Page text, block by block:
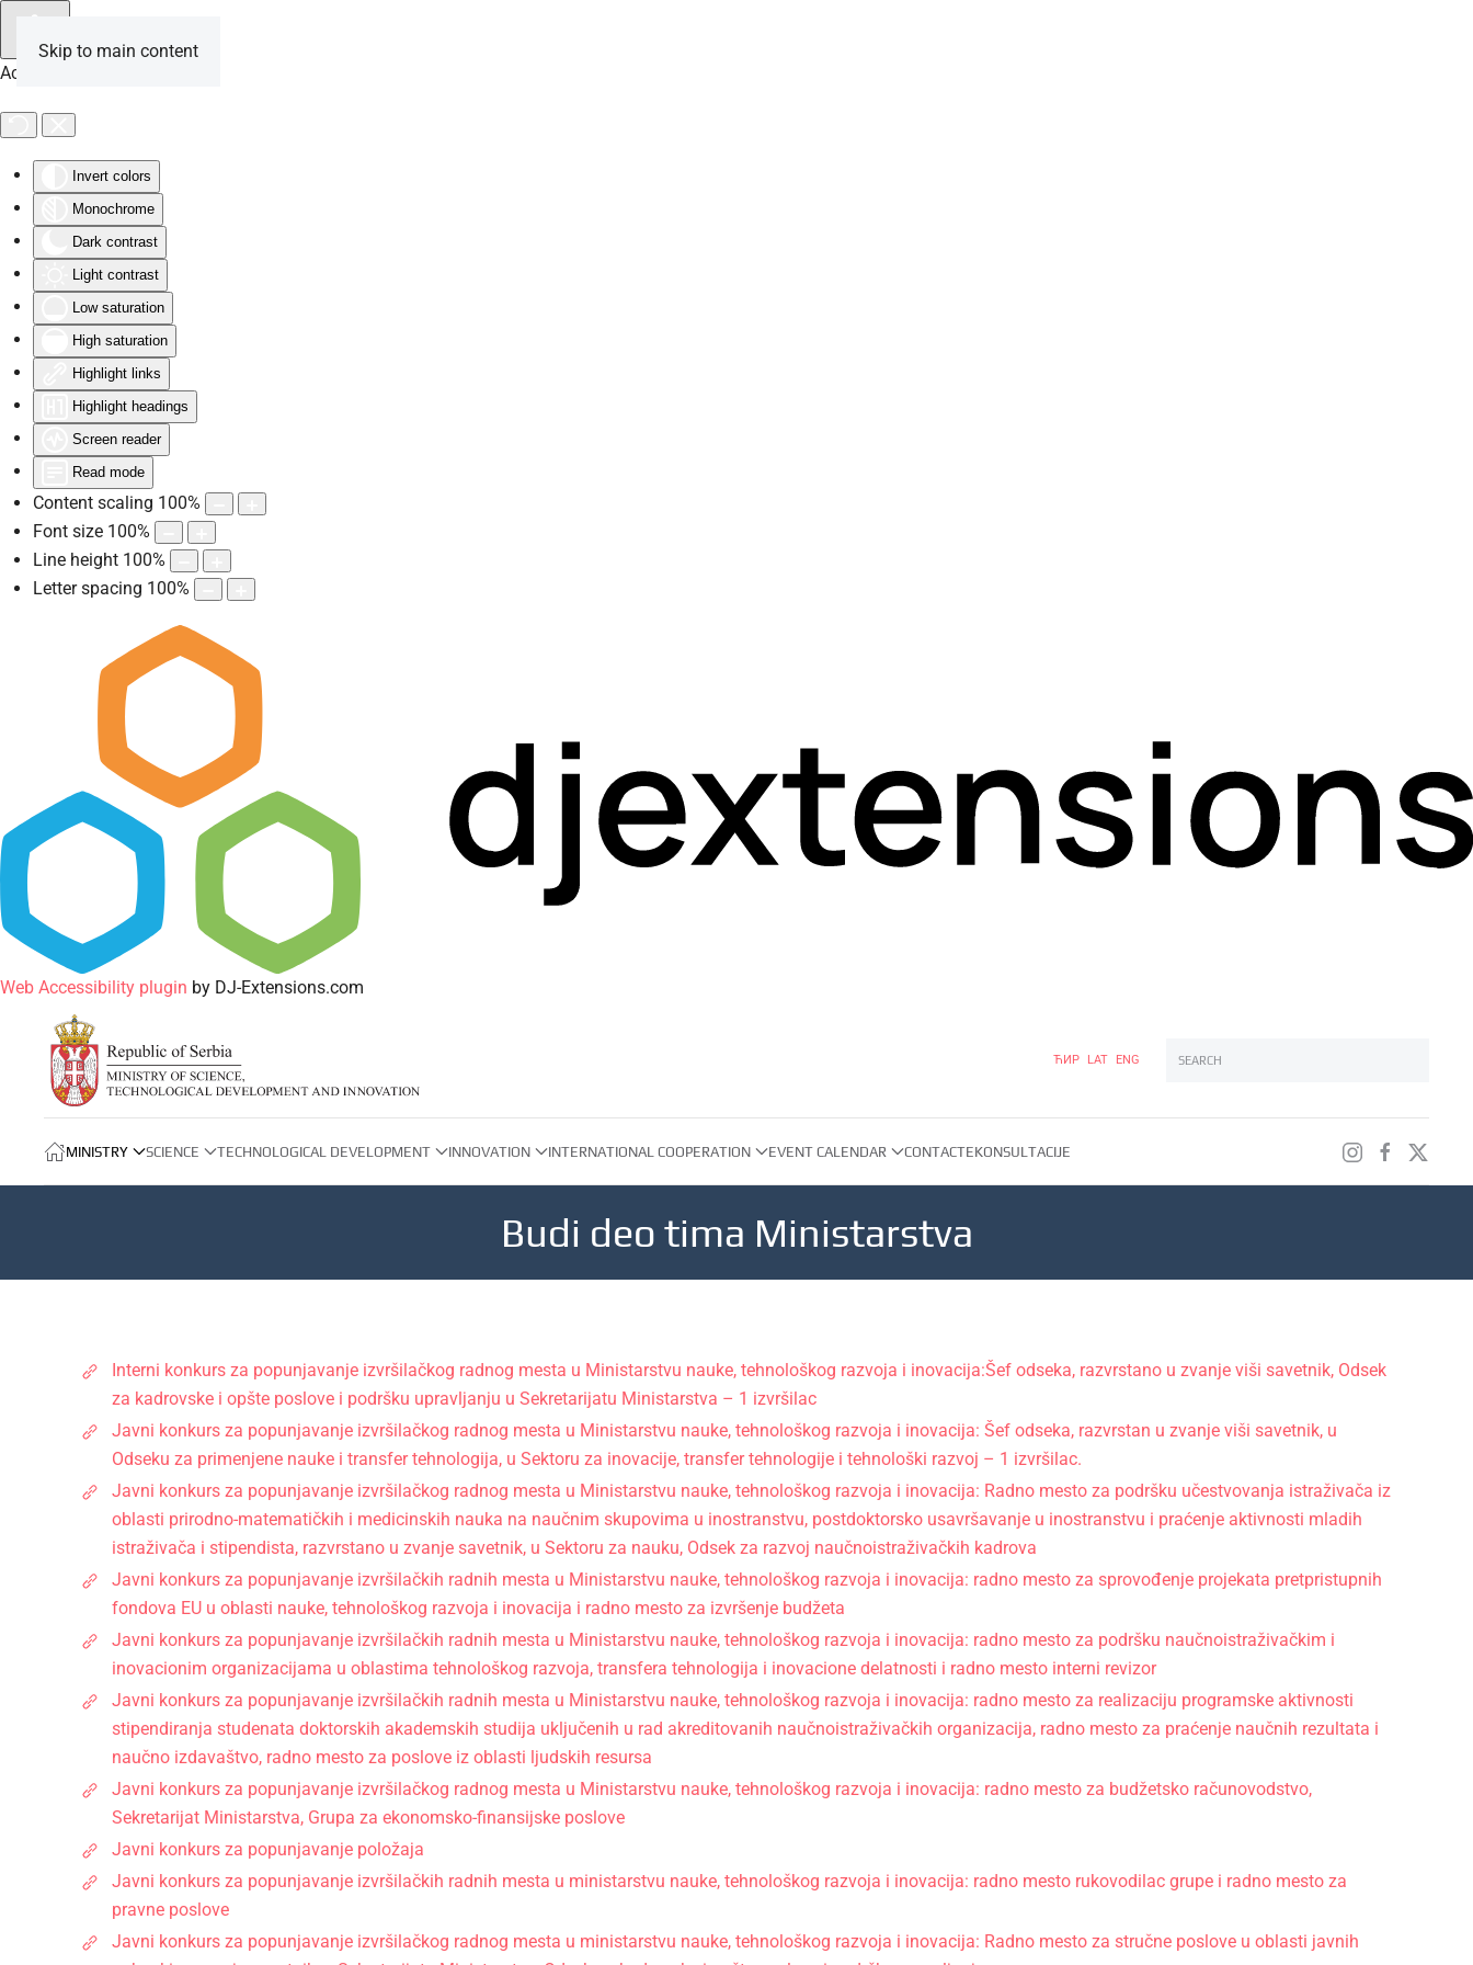
Accessibility Tools
Invert colors
Monochrome
Dark contrast
Light contrast
Low saturation
High saturation
Highlight links
Highlight headings
Screen reader
Read mode
Content scaling 100%
Font size 100%
Line height 100%
Letter spacing 100%
Web Accessibility plugin by DJ-Extensions.com
Skip to main content
ЋИР LAT ENG
MINISTRY SCIENCE TECHNOLOGICAL DEVELOPMENT INNOVATION INTERNATIONAL COOPERATION EVENT CALENDAR CONTACTEKONSULTACIJE
Budi deo tima Ministarstva
Interni konkurs za popunjavanje izvršilačkog radnog mesta u Ministarstvu nauke, tehnološkog razvoja i inovacija:Šef odseka, razvrstano u zvanje viši savetnik, Odsek
za kadrovske i opšte poslove i podršku upravljanju u Sekretarijatu Ministarstva – 1 izvršilac
Javni konkurs za popunjavanje izvršilačkog radnog mesta u Ministarstvu nauke, tehnološkog razvoja i inovacija: Šef odseka, razvrstan u zvanje viši savetnik, u
Odseku za primenjene nauke i transfer tehnologija, u Sektoru za inovacije, transfer tehnologije i tehnološki razvoj – 1 izvršilac.
Javni konkurs za popunjavanje izvršilačkog radnog mesta u Ministarstvu nauke, tehnološkog razvoja i inovacija: Radno mesto za podršku učestvovanja istraživača iz
oblasti prirodno-matematičkih i medicinskih nauka na naučnim skupovima u inostranstvu, postdoktorsko usavršavanje u inostranstvu i praćenje aktivnosti mladih
istraživača i stipendista, razvrstano u zvanje savetnik, u Sektoru za nauku, Odsek za razvoj naučnoistraživačkih kadrova
Javni konkurs za popunjavanje izvršilačkih radnih mesta u Ministarstvu nauke, tehnološkog razvoja i inovacija: radno mesto za sprovođenje projekata pretpristupnih
fondova EU u oblasti nauke, tehnološkog razvoja i inovacija i radno mesto za izvršenje budžeta
Javni konkurs za popunjavanje izvršilačkih radnih mesta u Ministarstvu nauke, tehnološkog razvoja i inovacija: radno mesto za podršku naučnoistraživačkim i
inovacionim organizacijama u oblastima tehnološkog razvoja, transfera tehnologija i inovacione delatnosti i radno mesto interni revizor
Javni konkurs za popunjavanje izvršilačkih radnih mesta u Ministarstvu nauke, tehnološkog razvoja i inovacija: radno mesto za realizaciju programske aktivnosti
stipendiranja studenata doktorskih akademskih studija uključenih u rad akreditovanih naučnoistraživačkih organizacija, radno mesto za praćenje naučnih rezultata i
naučno izdavaštvo, radno mesto za poslove iz oblasti ljudskih resursa
Javni konkurs za popunjavanje izvršilačkog radnog mesta u Ministarstvu nauke, tehnološkog razvoja i inovacija: radno mesto za budžetsko računovodstvo,
Sekretarijat Ministarstva, Grupa za ekonomsko-finansijske poslove
Javni konkurs za popunjavanje položaja
Јavni konkurs za popunjavanje izvršilačkih radnih mesta u ministarstvu nauke, tehnološkog razvoja i inovacija: radno mesto rukovodilac grupe i radno mesto za
pravne poslove
Javni konkurs za popunjavanje izvršilačkog radnog mesta u ministarstvu nauke, tehnološkog razvoja i inovacija: Radno mesto za stručne poslove u oblasti javnih